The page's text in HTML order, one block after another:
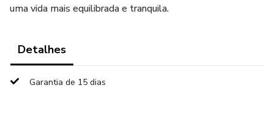
uma vida mais equilibrada e tranquila.
Detalhes
Garantia de 15 dias